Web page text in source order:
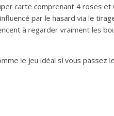
carte comprenant 4 roses
par le hasard via le
à regarder vraiment les
le jeu idéal si vous